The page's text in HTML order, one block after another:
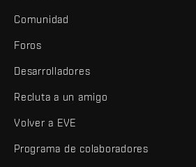
Comunidad
Foros
Desarrolladores
Recluta a un amigo
Volver a EVE
Programa de colaboradores